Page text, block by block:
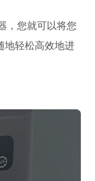
，您就可以将您
地轻松高效地进